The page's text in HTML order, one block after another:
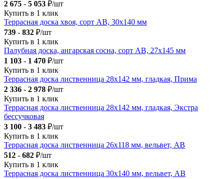
2 675 - 5 053 ₽/шт
Купить в 1 клик
Террасная доска хвоя, сорт AB, 30х140 мм
739 - 832 ₽/шт
Купить в 1 клик
Палубная доска, ангарская сосна, сорт AB, 27х145 мм
1 103 - 1 470 ₽/шт
Купить в 1 клик
Террасная доска лиственница 28х142 мм, гладкая, Прима
2 336 - 2 978 ₽/шт
Купить в 1 клик
Террасная доска лиственница 28х142 мм, гладкая, Экстра
бессучковая
3 100 - 3 483 ₽/шт
Купить в 1 клик
Террасная доска лиственница 26х118 мм, вельвет, АВ
512 - 682 ₽/шт
Купить в 1 клик
Террасная доска лиственница 30х140 мм, вельвет, АВ